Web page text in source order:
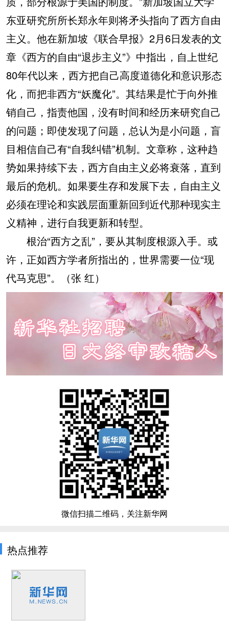
东亚研究所所长郑永年则将矛头指向了西方自由
主义。他在新加坡《联合早报》2月6日发表的文
章《西方的自由“退步主义”》中指出，自上世纪
80年代以来，西方把自己高度道德化和意识形态
化，而把非西方“妖魔化”。其结果是忙于向外推
销自己，指责他国，没有时间和经历来研究自己
的问题；即使发现了问题，总认为是小问题，盲
目相信自己有“自我纠错”机制。文章称，这种趋
势如果持续下去，西方自由主义必将衰落，直到
最后的危机。如果要生存和发展下去，自由主义
必须在理论和实践层面重新回到近代那种现实主
义精神，进行自我更新和转型。
根治“西方之乱”，要从其制度根源入手。或
许，正如西方学者所指出的，世界需要一位“现
代马克思”。（张 红）
微信扫描二维码，关注新华网
热点推荐